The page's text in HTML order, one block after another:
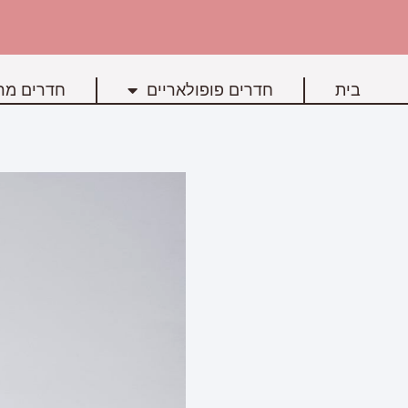
בית חדרים פופולאריים חדרים